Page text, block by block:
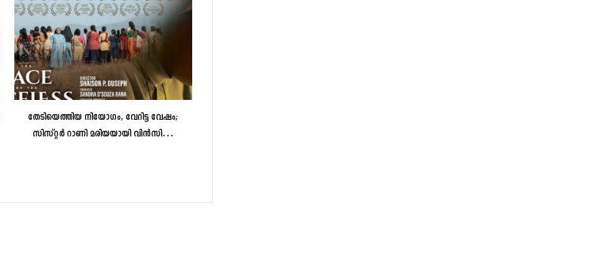
തേടിയെത്തിയ നിയോഗം, വേറിട്ട വേഷം;
സിസ്റ്റർ റാണി മരിയയായി വിൻസി…